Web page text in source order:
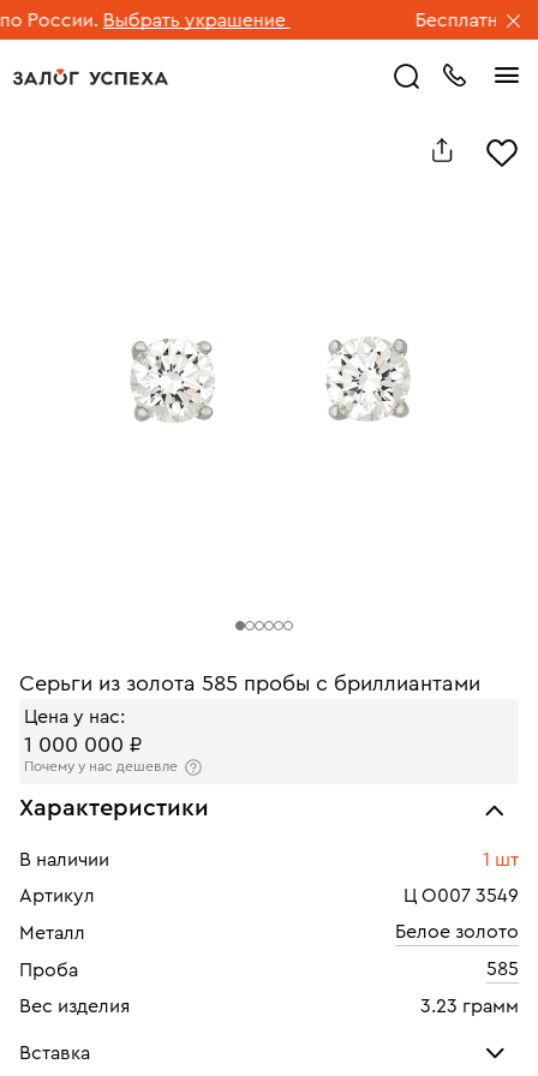
России. Выбрать украшение Бесплатная
Серьги из золота 585 пробы с бриллиантами
Цена у нас:
1 000 000 ₽
Почему у нас дешевле
Характеристики
В наличии
1 шт
Артикул
Ц О007 3549
Металл
Белое золото
Проба
585
Вес изделия
3.23 грамм
Вставка